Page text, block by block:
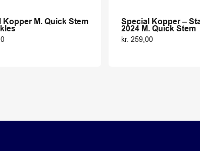
Kopper M. Quick Stem Special Kopper –
2024 M. Quick Stem
kr. 259,00